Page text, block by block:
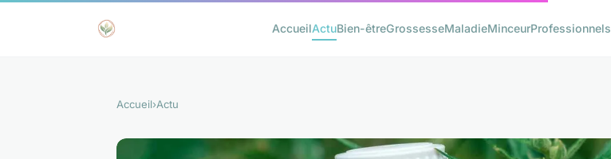
AccueilActuBien-êtreGrossesseMaladieMinceurProfessionnels
Accueil›Actu